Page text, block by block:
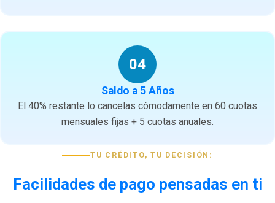
04
Saldo a 5 Años
El 40% restante lo cancelas cómodamente en 60 cuotas
mensuales fijas + 5 cuotas anuales.
TU CRÉDITO, TU DECISIÓN:
Facilidades de pago pensadas en ti